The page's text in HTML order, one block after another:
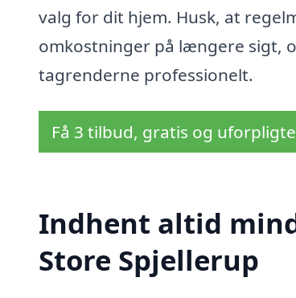
valg for dit hjem. Husk, at
omkostninger på længere sigt,
tagrenderne professionelt.
Få 3 tilbud, gratis og
Indhent altid
Store Spjellerup